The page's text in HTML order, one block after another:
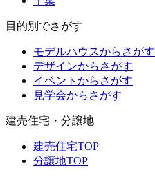
目的別でさがす
モデルハウスからさがす
デザインからさがす
イベントからさがす
見学会からさがす
建売住宅・分譲地
建売住宅TOP
分譲地TOP